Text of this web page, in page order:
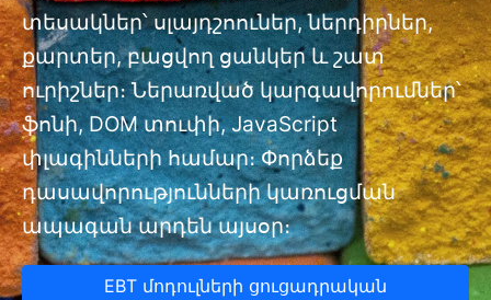
տեսակներ՝ սլայդշոուներ, ներդիրներ,
քարտեր, բացվող ցանկեր և շատ
ուրիշներ։ Ներառված կարգավորումներ՝
ֆոնի, DOM տուփի, JavaScript
փլագինների համար։ Փորձեք
դասավորությունների կառուցման
ապագան արդեն այսօր։
EBT մոդուլների ցուցադրական